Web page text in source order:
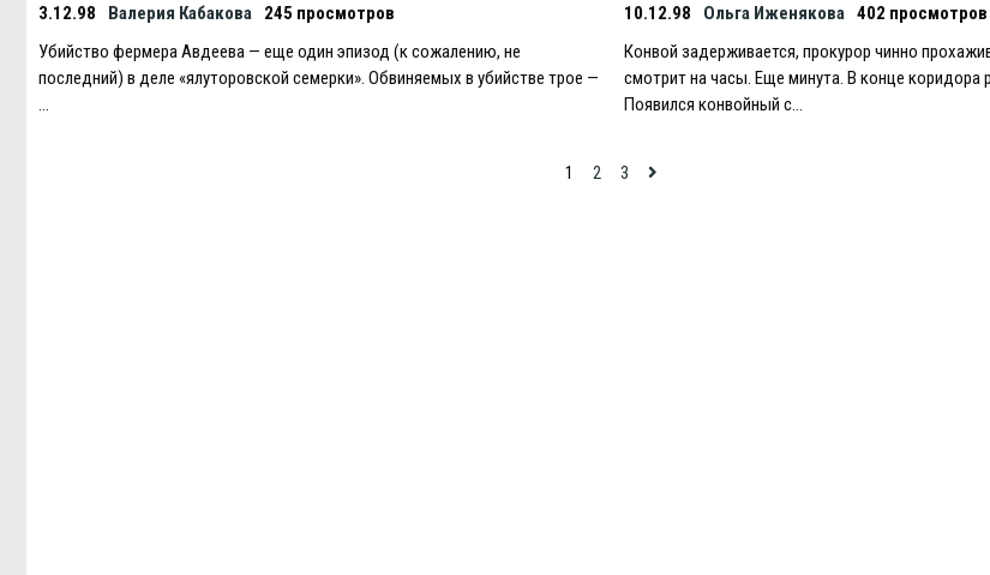
3.12.98 Валерия Кабакова
245 просмотров
Убийство фермера Авдеева — еще один эпизод (к сожалению, не
последний) в деле «ялуторовской семерки». Обвиняемых в убийстве трое —
…
10.12.98 Ольга Иженякова 402 просмотров
Конвой задерживается, прокурор чинно
смотрит на часы. Eще минута. В конце коридора
Появился конвойный с…
1 2 3